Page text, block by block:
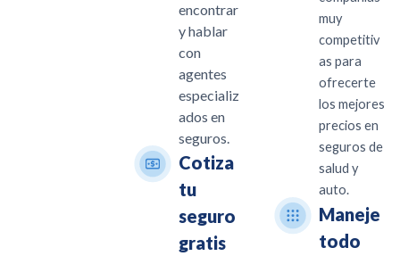
encontrar
y hablar
con
agentes
especializ
ados en
seguros.
Cotiza
tu
seguro
gratis
muy
competitiv
as para
ofrecerte
los mejores
precios en
seguros de
salud y
auto.
Maneje
todo